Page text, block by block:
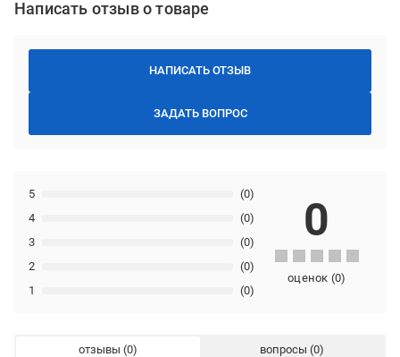
Написать отзыв о товаре
НАПИСАТЬ ОТЗЫВ
ЗАДАТЬ ВОПРОС
1 (0)
2 (0)
3 (0)
4 (0)
5 (0)
0
оценок (0)
отзывы вопросы